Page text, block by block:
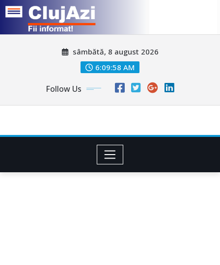
sâmbătă, 8 august 2026
6:10:00 AM
Follow Us